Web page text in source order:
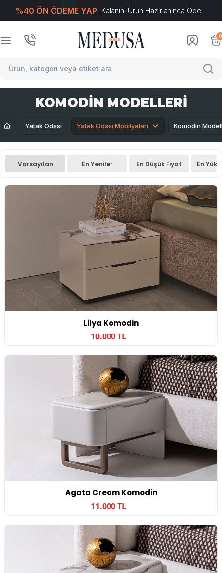
%40 ÖN ÖDEME YAP Kalanını Ürün Hazırlanınca Öde.
0
KOMODIN MODELLERI
Yatak Odası Yatak Odası Mobilyaları Komodin
Varsayılan En Yeniler En Düşük Fiyat En
Lilya Komodin
10.000 TL
Agata Cream Komodin
11.000 TL
T-Soft E-Ticaret Sistemleriyle Hazırlanmıştır.